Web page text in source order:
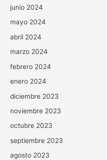
junio 2024
mayo 2024
abril 2024
marzo 2024
febrero 2024
enero 2024
diciembre 2023
noviembre 2023
octubre 2023
septiembre 2023
agosto 2023